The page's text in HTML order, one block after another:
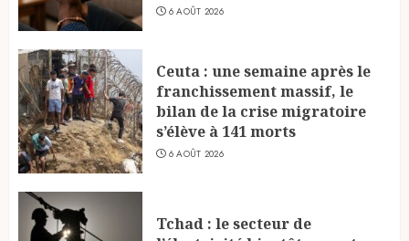
6 AOÛT 2026
Ceuta : une semaine après le
franchissement massif, le
bilan de la crise migratoire
s’élève à 141 morts
6 AOÛT 2026
Tchad : le secteur de